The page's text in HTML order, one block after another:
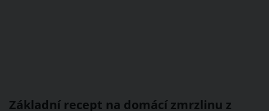
Základní recept na domácí zmrzlinu z